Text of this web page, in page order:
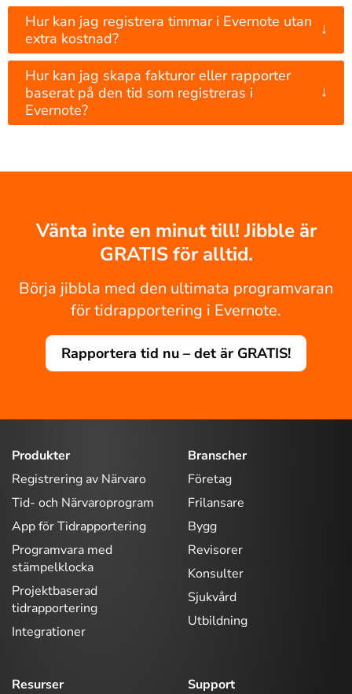
Hur kan jag registrera timmar i Evernote utan
extra kostnad?
↓
Hur kan jag skapa fakturor eller rapporter
baserat på den tid som registreras i
Evernote?
↓
Vänta inte en minut till! Jibble är
GRATIS för alltid.
Börja jibbla med den ultimata programvaran
för tidrapportering i Evernote.
Rapportera tid nu – det är GRATIS!
Produkter
Registrering av Närvaro
Tid- och Närvaroprogram
App för Tidrapportering
Programvara med
stämpelklocka
Projektbaserad
tidrapportering
Integrationer
Branscher
Företag
Frilansare
Bygg
Revisorer
Konsulter
Sjukvård
Utbildning
Resurser
Support